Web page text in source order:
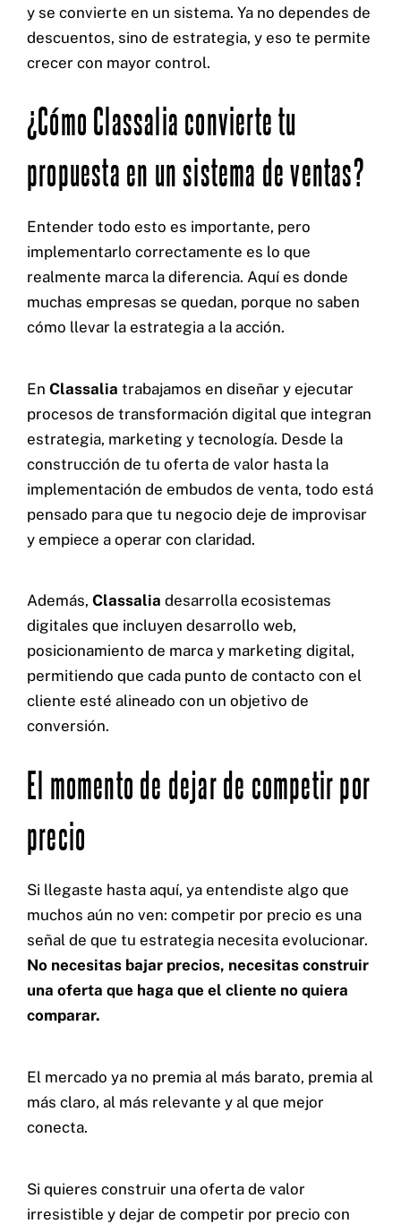
y se convierte en un sistema. Ya no dependes de
descuentos, sino de estrategia, y eso te permite
crecer con mayor control.
¿Cómo Classalia convierte tu
propuesta en un sistema de ventas?
Entender todo esto es importante, pero
implementarlo correctamente es lo que
realmente marca la diferencia. Aquí es donde
muchas empresas se quedan, porque no saben
cómo llevar la estrategia a la acción.
En Classalia trabajamos en diseñar y ejecutar
procesos de transformación digital que integran
estrategia, marketing y tecnología. Desde la
construcción de tu oferta de valor hasta la
implementación de embudos de venta, todo está
pensado para que tu negocio deje de improvisar
y empiece a operar con claridad.
Además, Classalia desarrolla ecosistemas
digitales que incluyen desarrollo web,
posicionamiento de marca y marketing digital,
permitiendo que cada punto de contacto con el
cliente esté alineado con un objetivo de
conversión.
El momento de dejar de competir por
precio
Si llegaste hasta aquí, ya entendiste algo que
muchos aún no ven: competir por precio es una
señal de que tu estrategia necesita evolucionar.
No necesitas bajar precios, necesitas construir
una oferta que haga que el cliente no quiera
comparar.
El mercado ya no premia al más barato, premia al
más claro, al más relevante y al que mejor
conecta.
Si quieres construir una oferta de valor
irresistible y dejar de competir por precio con